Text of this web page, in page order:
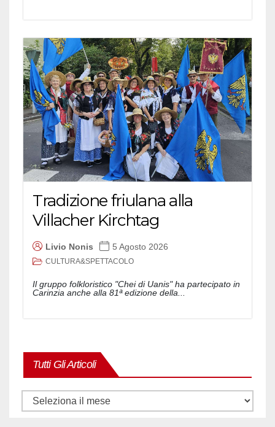
Tradizione friulana alla
Villacher Kirchtag
Livio Nonis 5 Agosto 2026
CULTURA&SPETTACOLO
Il gruppo folkloristico "Chei di Uanis" ha partecipato in
Carinzia anche alla 81ª edizione della...
Tutti Gli Articoli
Tutti